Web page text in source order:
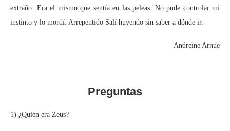
extraño. Era el mismo que sentía en las peleas. No pude controlar mi
instinto y lo mordí. Arrepentido Salí huyendo sin saber a dónde ir.
Andreine Arnue
Preguntas
1) ¿Quién era Zeus?